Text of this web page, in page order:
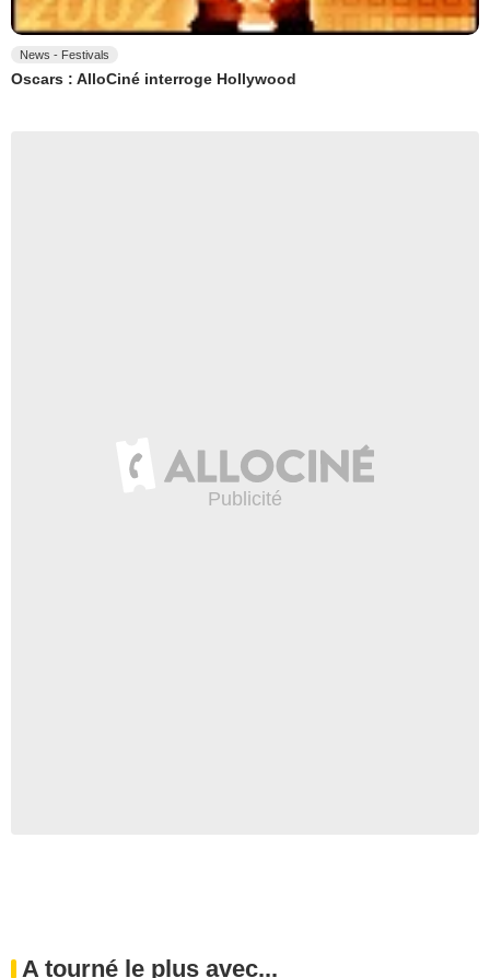
News - Festivals
Oscars : AlloCiné interroge Hollywood
A tourné le plus avec...